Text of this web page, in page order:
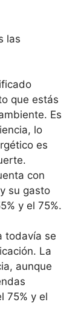
las
que estás
Es
lo
es
con
su gasto
y el 75%.
todavía se
La
aunque
75% y el